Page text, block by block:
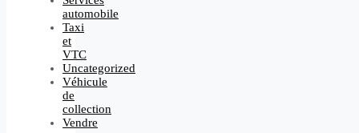
automobile
Taxi
et
VTC
Uncategorized
Véhicule
de
collection
Vendre